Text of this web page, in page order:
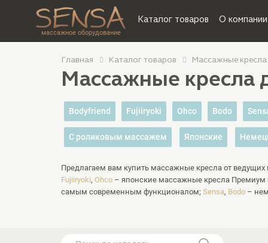
массажное оборудование
Каталог товаров О компании
Главная Каталог товаров Массажные кресла
Массажные кресла
Bodyfriend Fujiiryoki Ohco Bodo
С роликовым массажем Японские
Предлагаем вам купить массажные кресла от
Fujiiryoki, Ohco – японские массажные кресла Премиум
самым современным функционалом; Sensa, Bodo –